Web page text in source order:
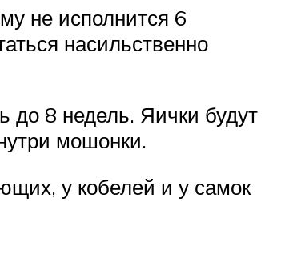
не исполнится 6
насильственно
до 8 недель. Яички будут
мошонки.
у кобелей и у самок